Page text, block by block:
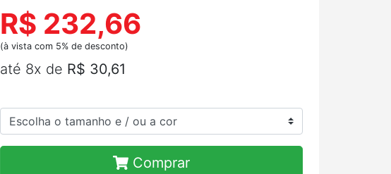
R$ 232,66
(à vista com 5% de desconto)
até 8x de R$ 30,61
Comprar